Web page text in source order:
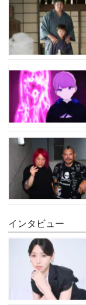
インタビュー